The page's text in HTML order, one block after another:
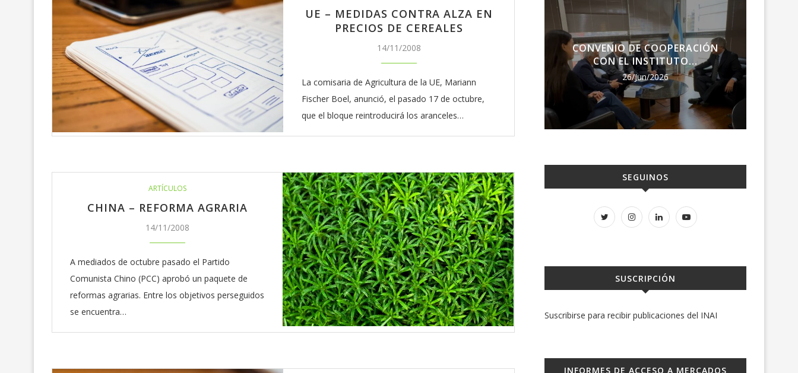
UE – MEDIDAS CONTRA ALZA EN
PRECIOS DE CEREALES
14/11/2008
La comisaria de Agricultura de la UE, Mariann
Fischer Boel, anunció, el pasado 17 de octubre,
que el bloque reintroducirá los aranceles…
ARTÍCULOS
CHINA – REFORMA AGRARIA
14/11/2008
A mediados de octubre pasado el Partido
Comunista Chino (PCC) aprobó un paquete de
reformas agrarias. Entre los objetivos perseguidos
se encuentra…
MAXIMILIANO MORENO: EL
REACOMODAMIENTO GLOBAL
Y...
10/Jun/2026
ARGENTINA INICIÓ LA
APLICACIÓN PROVISORIA DEL...
29/Jul/2026
CONVENIO DE COOPERACIÓN
CON EL INSTITUTO...
26/Jun/2026
SEGUINOS
SUSCRIPCIÓN
Suscribirse para recibir publicaciones del INAI
INFORMES DE ACCESO A MERCADOS